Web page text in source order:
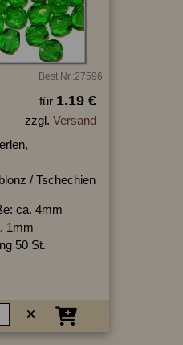
Best.Nr.:27596
für 1.19 €
zzgl. Versand
/ Tschechien
ca. 4mm
1mm
50 St.